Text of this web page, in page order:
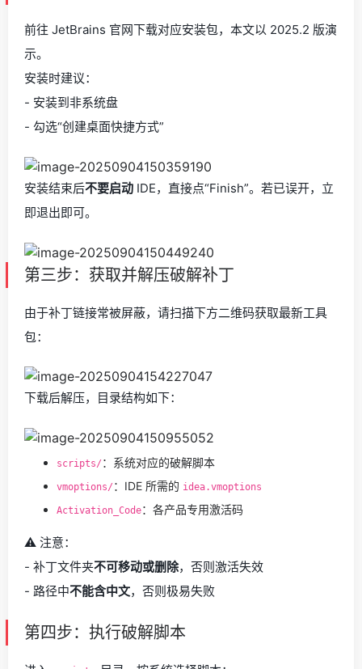
前往 JetBrains 官网下载对应安装包，本文以 2025.2 版演
示。
安装时建议：
- 安装到非系统盘
- 勾选“创建桌面快捷方式”
安装结束后不要启动 IDE，直接点“Finish”。若已误开，立
即退出即可。
第三步：获取并解压破解补丁
由于补丁链接常被屏蔽，请扫描下方二维码获取最新工具
包：
下载后解压，目录结构如下：
scripts/ ：系统对应的破解脚本
vmoptions/ ：IDE 所需的 idea.vmoptions
Activation_Code：各产品专用激活码
⚠️ 注意：
- 补丁文件夹不可移动或删除，否则激活失效
- 路径中不能含中文，否则极易失败
第四步：执行破解脚本